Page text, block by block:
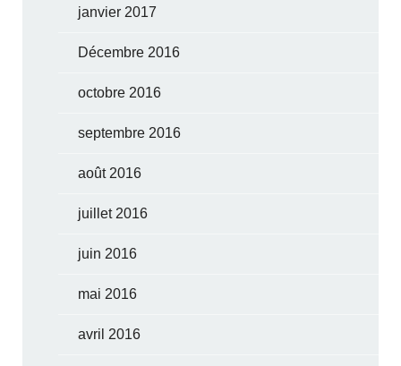
janvier 2017
Décembre 2016
octobre 2016
septembre 2016
août 2016
juillet 2016
juin 2016
mai 2016
avril 2016